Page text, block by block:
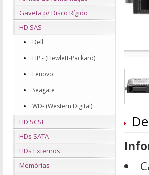
Gaveta p/ Disco Rígido
HD SAS
Dell
HP - (Hewlett-Packard)
Lenovo
Seagate
WD- (Western Digital)
HD SCSI
HDs SATA
HDs Externos
Memórias